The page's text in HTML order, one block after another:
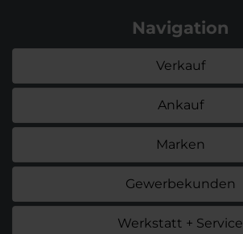
Navigation
Verkauf
Ankauf
Marken
Gewerbekunden
Werkstatt + Service